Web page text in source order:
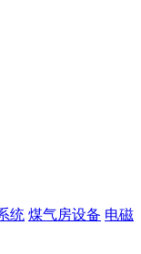
统 煤气房设备 电磁